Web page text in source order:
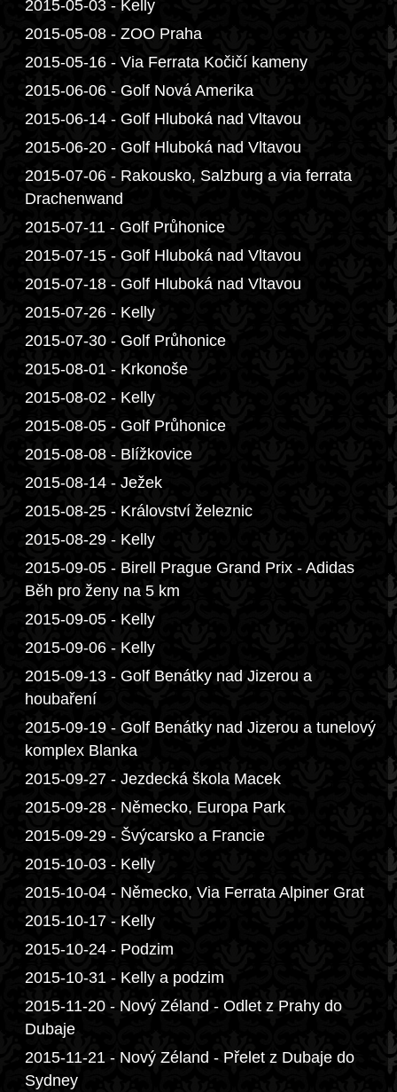
2015-05-03 - Kelly
2015-05-08 - ZOO Praha
2015-05-16 - Via Ferrata Kočičí kameny
2015-06-06 - Golf Nová Amerika
2015-06-14 - Golf Hluboká nad Vltavou
2015-06-20 - Golf Hluboká nad Vltavou
2015-07-06 - Rakousko, Salzburg a via ferrata
Drachenwand
2015-07-11 - Golf Průhonice
2015-07-15 - Golf Hluboká nad Vltavou
2015-07-18 - Golf Hluboká nad Vltavou
2015-07-26 - Kelly
2015-07-30 - Golf Průhonice
2015-08-01 - Krkonoše
2015-08-02 - Kelly
2015-08-05 - Golf Průhonice
2015-08-08 - Blížkovice
2015-08-14 - Ježek
2015-08-25 - Království železnic
2015-08-29 - Kelly
2015-09-05 - Birell Prague Grand Prix - Adidas
Běh pro ženy na 5 km
2015-09-05 - Kelly
2015-09-06 - Kelly
2015-09-13 - Golf Benátky nad Jizerou a
houbaření
2015-09-19 - Golf Benátky nad Jizerou a tunelový
komplex Blanka
2015-09-27 - Jezdecká škola Macek
2015-09-28 - Německo, Europa Park
2015-09-29 - Švýcarsko a Francie
2015-10-03 - Kelly
2015-10-04 - Německo, Via Ferrata Alpiner Grat
2015-10-17 - Kelly
2015-10-24 - Podzim
2015-10-31 - Kelly a podzim
2015-11-20 - Nový Zéland - Odlet z Prahy do
Dubaje
2015-11-21 - Nový Zéland - Přelet z Dubaje do
Sydney